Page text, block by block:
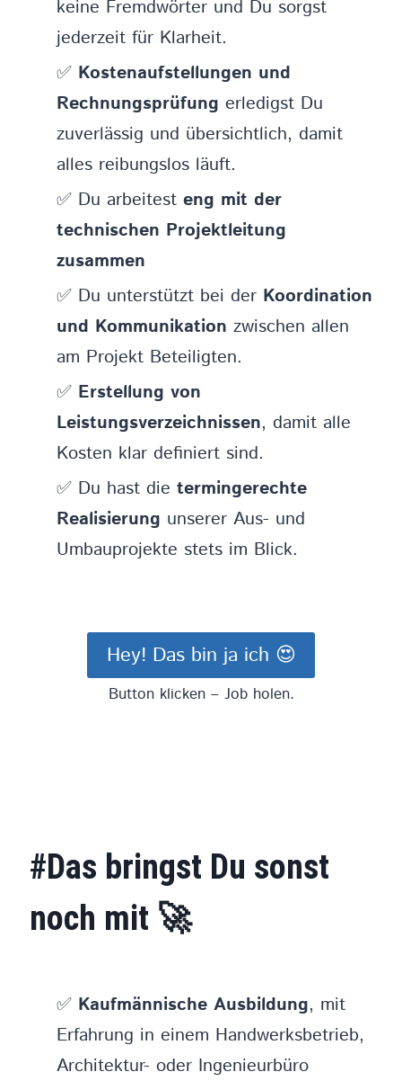
keine Fremdwörter und Du sorgst
jederzeit für Klarheit.​
✅ Kostenaufstellungen und
Rechnungsprüfung erledigst Du
zuverlässig und übersichtlich, damit
alles reibungslos läuft.
✅ Du arbeitest eng mit der
technischen Projektleitung
zusammen
✅ Du unterstützt bei der Koordination
und Kommunikation zwischen allen
am Projekt Beteiligten.​
✅ Erstellung von
Leistungsverzeichnissen, damit alle
Kosten klar definiert sind.
✅ Du hast die termingerechte
Realisierung unserer Aus- und
Umbauprojekte stets im Blick.
Hey! Das bin ja ich 😍
Button klicken – Job holen.
#Das bringst Du sonst
noch mit 🚀
✅ Kaufmännische Ausbildung, mit
Erfahrung in einem Handwerksbetrieb,
Architektur- oder Ingenieurbüro